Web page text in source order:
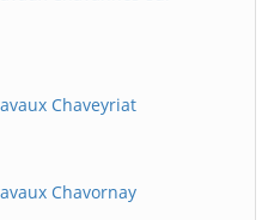
Chaveyriat
Chavornay